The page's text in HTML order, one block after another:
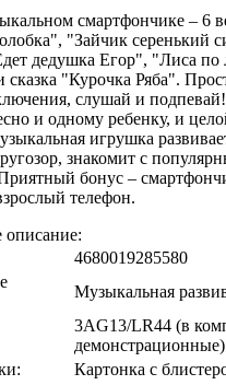
смартфончике – 6
"Зайчик серенький
дедушка Егор", "Лиса по
сказка "Курочка Ряба".
слушай и
и одному ребенку, и
игрушка
знакомит с
бонус –
телефон.
описание:
4680019285580
Музыкальная
3AG13/LR44 (в
демонстрационные)
Картонка с